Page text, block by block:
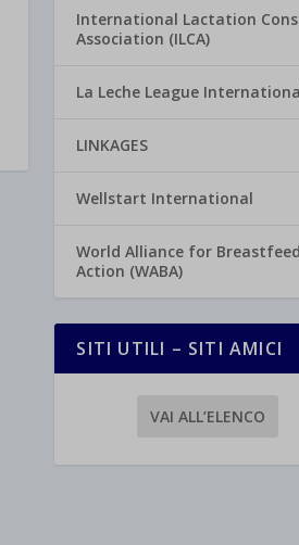
International Lactation
Association (ILCA)
La Leche League
LINKAGES
Wellstart International
World Alliance for
Action (WABA)
SITI UTILI – SITI AMICI
VAI ALL’ELENCO